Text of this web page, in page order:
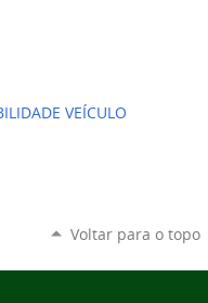
VEÍCULO
Voltar para o topo